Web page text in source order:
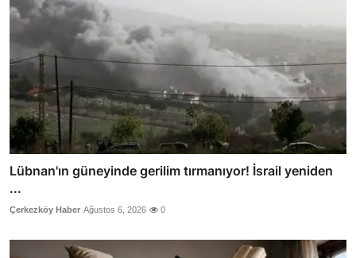
Lübnan'ın güneyinde gerilim tırmanıyor! İsrail yeniden
...
Çerkezköy Haber Ağustos 6, 2026 0